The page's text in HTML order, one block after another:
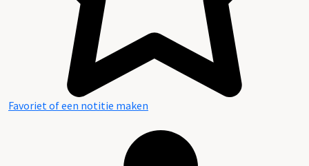
Favoriet of een notitie maken